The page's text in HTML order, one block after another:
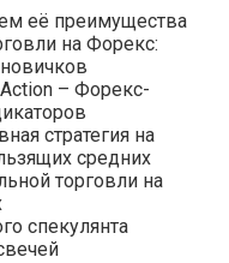
её преимущества
на Форекс:
– Форекс-
стратегия на
средних
торговли на
спекулянта